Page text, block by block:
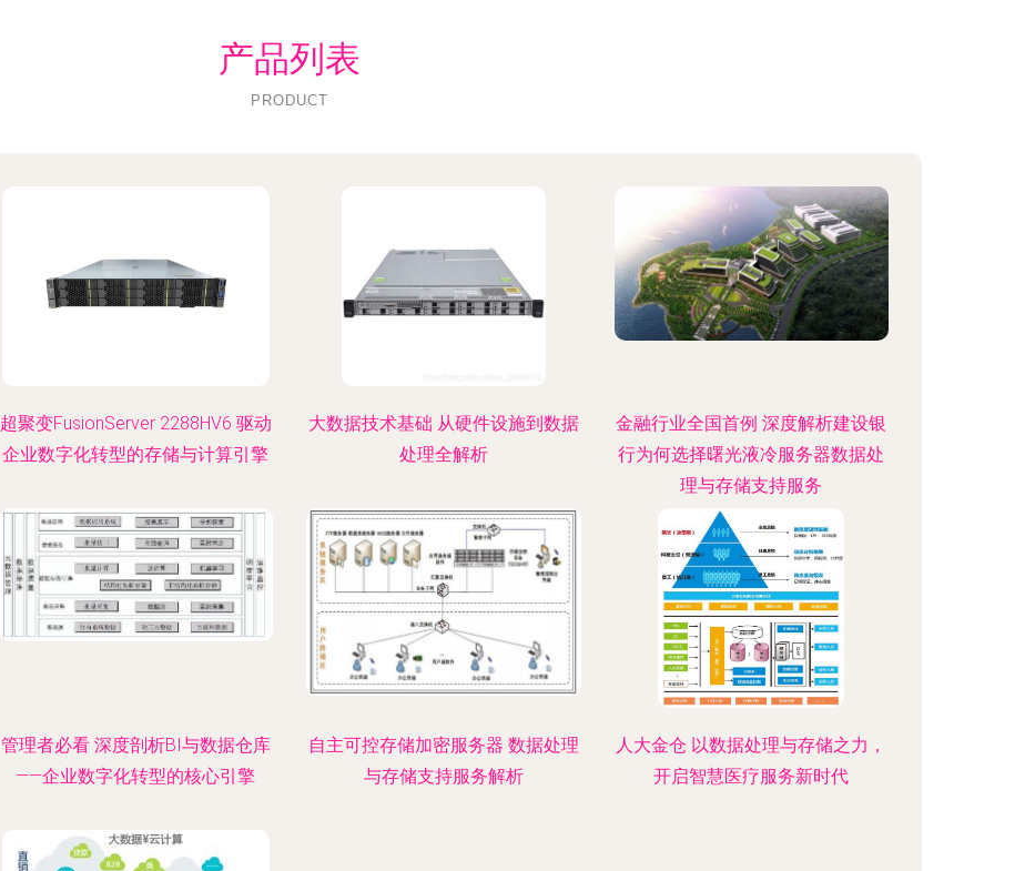
产品列表
PRODUCT
超聚变FusionServer 2288HV6 驱动
企业数字化转型的存储与计算引擎
大数据技术基础 从硬件设施到数据
处理全解析
金融行业全国首例 深度解析建设银
行为何选择曙光液冷服务器数据处
理与存储支持服务
管理者必看 深度剖析BI与数据仓库
——企业数字化转型的核心引擎
自主可控存储加密服务器 数据处理
与存储支持服务解析
人大金仓 以数据处理与存储之力，
开启智慧医疗服务新时代